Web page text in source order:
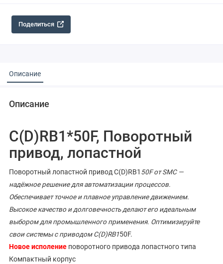
Поделиться
Описание
Описание
C(D)RB1*50F, Поворотный
привод, лопастной
Поворотный лопастной привод C(D)RB1 50F от SMC —
надёжное решение для автоматизации процессов.
Обеспечивает точное и плавное управление движением.
Высокое качество и долговечность делают его идеальным
выбором для промышленного применения. Оптимизируйте
свои системы с приводом C(D)RB150F.
Новое исполение поворотного привода лопастного типа
Компактный корпус